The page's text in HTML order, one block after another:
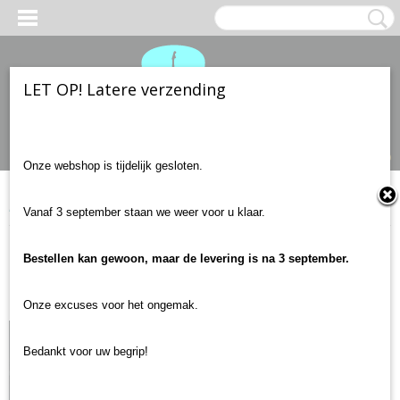
(0)
Home>Recensies> The Afghan Whigs - Do to the Beast
The Afghan Whigs - Do to
the Beast
LET OP! Latere verzending
Onze webshop is tijdelijk gesloten.
Vanaf 3 september staan we weer voor u klaar.
Bestellen kan gewoon, maar de levering is na 3 september.
Onze excuses voor het ongemak.
Bedankt voor uw begrip!